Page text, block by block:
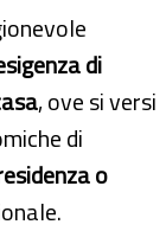
di
, ove si versi
di
o